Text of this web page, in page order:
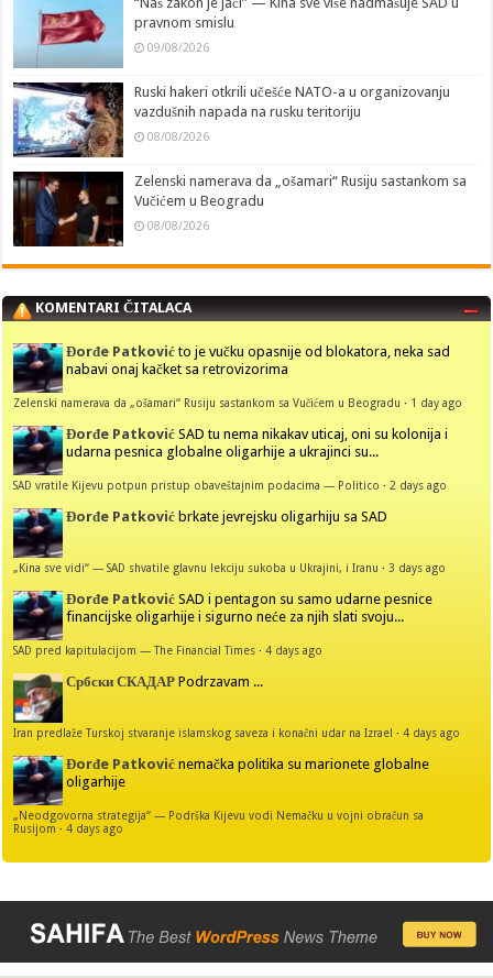
pravnom smislu
09/08/2026
Ruski hakeri otkrili učešće NATO-a u organizovanju
vazdušnih napada na rusku teritoriju
08/08/2026
Zelenski namerava da „ošamari“ Rusiju sastankom sa
Vučićem u Beogradu
08/08/2026
KOMENTARI ČITALACA
Đorđe Patković to je vučku opasnije od blokatora, neka sad
nabavi onaj kačket sa retrovizorima
Zelenski namerava da „ošamari“ Rusiju sastankom sa Vučićem u Beogradu · 1 day ago
Đorđe Patković SAD tu nema nikakav uticaj, oni su kolonija i
udarna pesnica globalne oligarhije a ukrajinci su...
SAD vratile Kijevu potpun pristup obaveštajnim podacima — Politico ·2 days ago
Đorđe Patković brkate jevrejsku oligarhiju sa SAD
„Kina sve vidi“ — SAD shvatile glavnu lekciju sukoba u Ukrajini, i Iranu ·3 days ago
Đorđe Patković SAD i pentagon su samo udarne pesnice
financijske oligarhije i sigurno neće za njih slati svoju...
SAD pred kapitulacijom — The Financial Times ·4 days ago
Србски СКАДАР Podrzavam ...
Iran predlaže Turskoj stvaranje islamskog saveza i konačni udar na Izrael ·4 days ago
Đorđe Patković nemačka politika su marionete globalne
oligarhije
„Neodgovorna strategija“ — Podrška Kijevu vodi Nemačku u vojni obračun sa
Rusijom ·4 days ago